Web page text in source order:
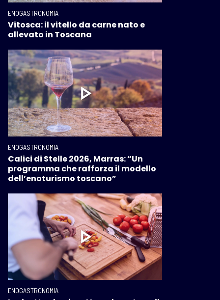
ENOGASTRONOMIA
Vitosca: il vitello da carne nato e
allevato in Toscana
ENOGASTRONOMIA
Calici di Stelle 2026, Marras: “Un
programma che rafforza il modello
dell’enoturismo toscano”
ENOGASTRONOMIA